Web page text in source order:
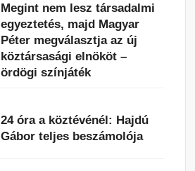
Megint nem lesz társadalmi
egyeztetés, majd Magyar
Péter megválasztja az új
köztársasági elnököt –
ördögi színjáték
24 óra a köztévénél: Hajdú
Gábor teljes beszámolója